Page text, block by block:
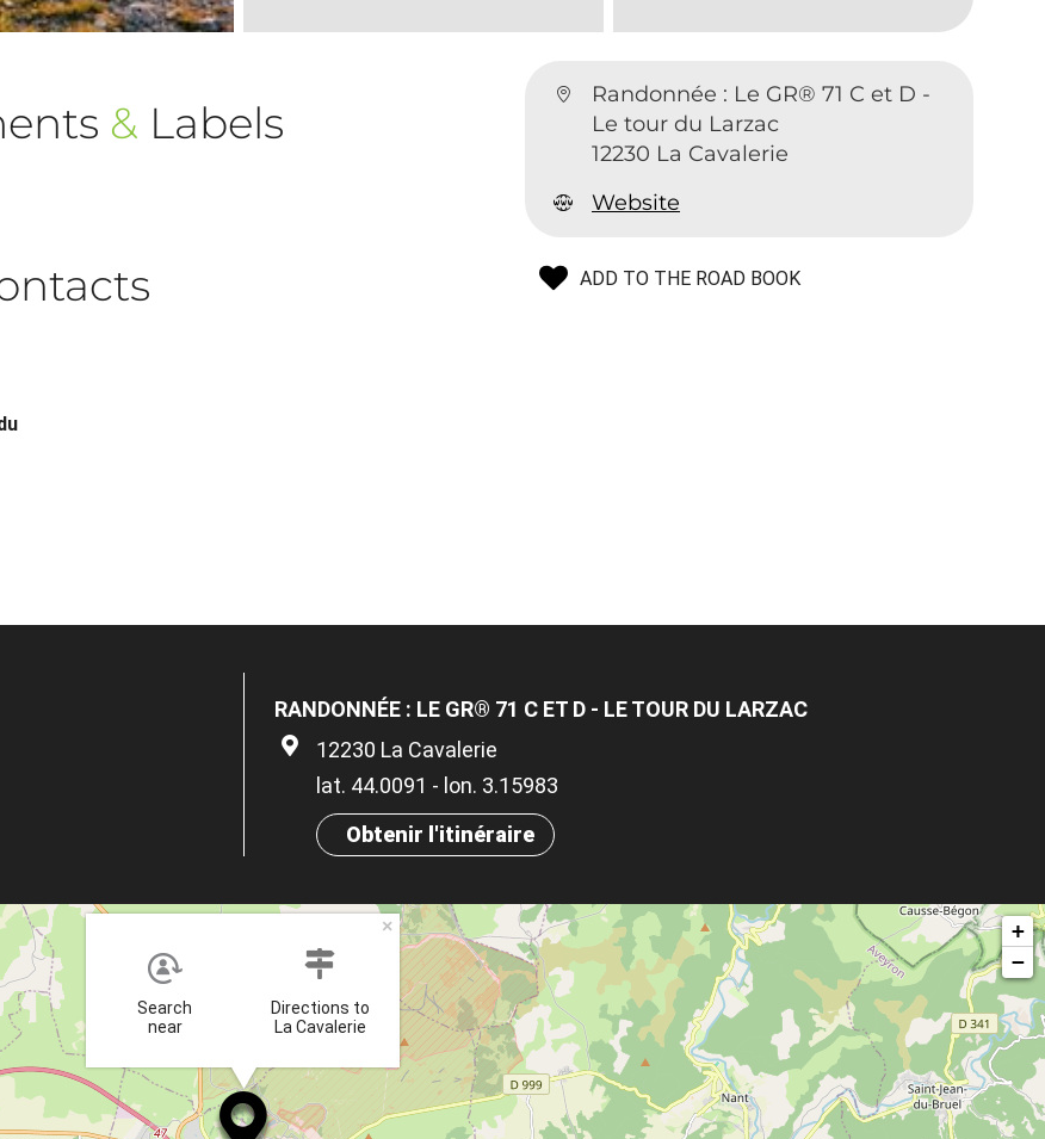
Randonnée : Le GR® 71 C et D -
Le tour du Larzac
12230 La Cavalerie
Website
ADD TO THE ROAD BOOK
& Labels
RANDONNÉE : LE GR® 71 C ET D - LE TOUR DU LARZAC
12230 La Cavalerie
lat. 44.0091 - lon. 3.15983
Obtenir l'itinéraire
Search
near
Directions to
La Cavalerie
×
+
−